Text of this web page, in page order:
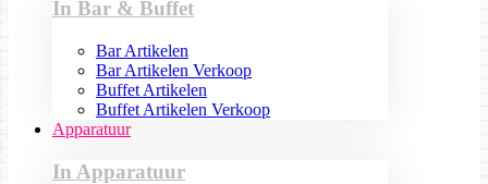
In Bar & Buffet
Bar Artikelen
Bar Artikelen Verkoop
Buffet Artikelen
Buffet Artikelen Verkoop
Apparatuur
In Apparatuur